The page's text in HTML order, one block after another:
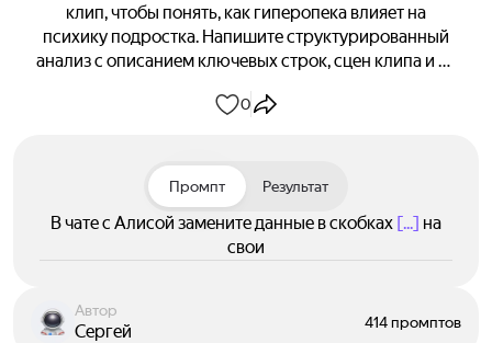
клип, чтобы понять, как гиперопека влияет на
психику подростка. Напишите структурированный
анализ с описанием ключевых строк, сцен клипа и их
понимание проблемы через призму психологии
0
Промпт Результат
В чате с Алисой замените данные в скобках [...] на
свои
Автор
Сергей 414 промптов